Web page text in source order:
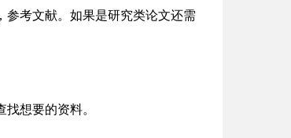
参考文献。如果是研究类论文还需
想要的资料。